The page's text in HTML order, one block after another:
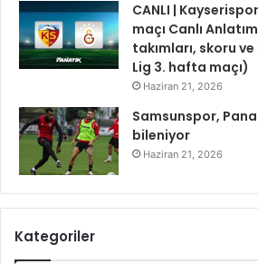
CANLI |
maçı Canlı
takımları, skoru
Lig 3. hafta maçı)
Haziran 21, 2026
Samsunspor,
bileniyor
Haziran 21, 2026
Kategoriler